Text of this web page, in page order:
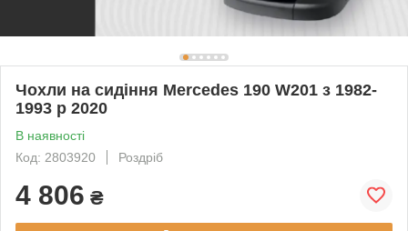
Чохли на сидіння Mercedes 190 W201 з 1982-
1993 р 2020
В наявності
Код: 2803920
Роздріб
4 806 ₴